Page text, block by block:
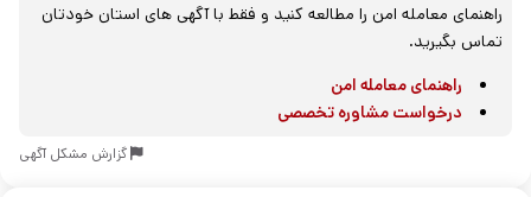
راهنمای معامله امن را مطالعه کنید و فقط با آگهی های استان خودتان
تماس بگیرید.
راهنمای معامله امن
درخواست مشاوره تخصصی
گزارش مشکل آگهی